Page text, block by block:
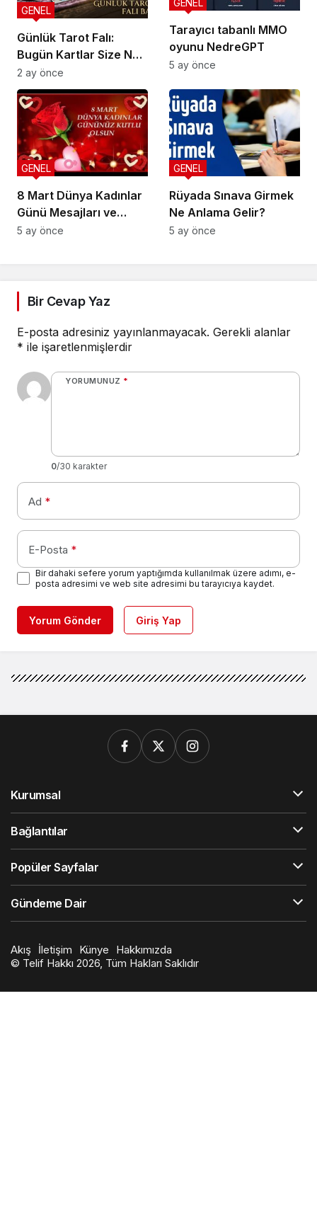
Günlük Tarot Falı:
Bugün Kartlar Size Ne
Söylüyor?
GENEL
2 ay önce
Tarayıcı tabanlı MMO
oyunu NedreGPT
5 ay önce
8 Mart Dünya Kadınlar
Günü Mesajları ve
Sözleri
GENEL
5 ay önce
Rüyada Sınava Girmek
Ne Anlama Gelir?
GENEL
5 ay önce
Bir Cevap Yaz
E-posta adresiniz yayınlanmayacak. Gerekli alanlar
* ile işaretlenmişlerdir
YORUMUNUZ *
0/30 karakter
Ad *
E-Posta *
Bir dahaki sefere yorum yaptığımda kullanılmak üzere adımı, e-
posta adresimi ve web site adresimi bu tarayıcıya kaydet.
Yorum Gönder Giriş Yap
Kurumsal
Bağlantılar
Popüler Sayfalar
Gündeme Dair
Akış İletişim Künye
Hakkımızda
© Telif Hakkı 2026, Tüm Hakları Saklıdır